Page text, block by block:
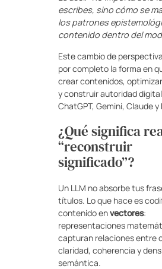
escribes, sino cómo se
los patrones
contenido dentro del
Este cambio de
por completo la forma en
crear contenidos,
y construir autoridad
ChatGPT, Gemini, Claude y
¿Qué significa
“reconstruir
significado”?
Un LLM no absorbe tus
títulos. Lo que hace es
contenido envectores:
representaciones
capturan relaciones entre
claridad, coherencia y
semántica.